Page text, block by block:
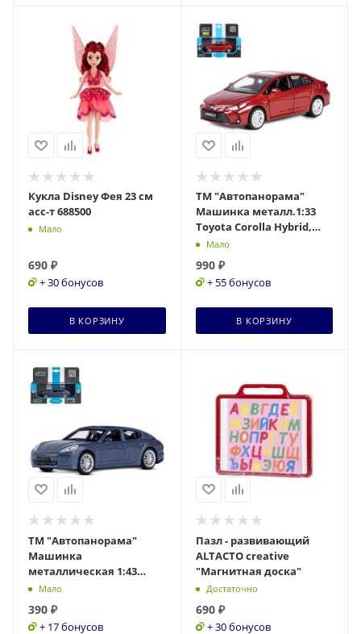
Кукла Disney Фея 23 см
асс-т 688500
Мало
690 ₽
+ 30 бонусов
В КОРЗИНУ
ТМ "Автопанорама"
Машинка металл.1:33
Toyota Corolla Hybrid,
красный, инерция, свет,
звук, откр. две
Мало
990₽
+ 55 бонусов
В КОРЗИНУ
ТМ "Автопанорама"
Машинка
металлическая 1:43
Porsche Panamera S,
двери, инерц
Мало
390 ₽
+ 17 бонусов
Пазл - развивающий
ALTACTO creative
"Магнитная доска"
Достаточно
690₽
+ 30 бонусов